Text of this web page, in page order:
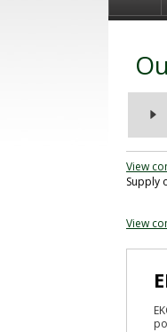
View
Supply
View